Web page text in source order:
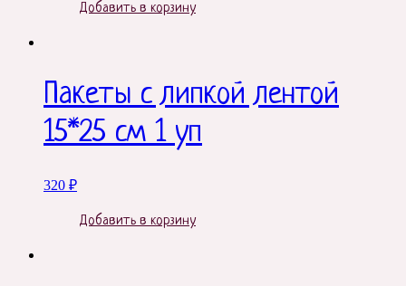
Добавить в корзину
Пакеты с липкой лентой
15*25 см 1 уп
320 ₽
Добавить в корзину